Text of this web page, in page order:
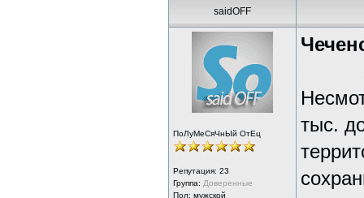
saidOFF
ПоЛуМеСяЧнЫй ОтЕц
Репутация: 23
Группа: Доверенные
Пол: мужской
тыс.